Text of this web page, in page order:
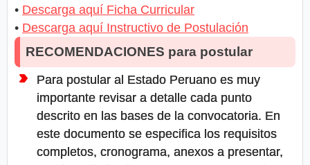
• Descarga aquí Ficha Curricular
• Descarga aquí Instructivo de Postulación
RECOMENDACIONES para postular
Para postular al Estado Peruano es muy
importante revisar a detalle cada punto
descrito en las bases de la convocatoria. En
este documento se especifica los requisitos
completos, cronograma, anexos a presentar,